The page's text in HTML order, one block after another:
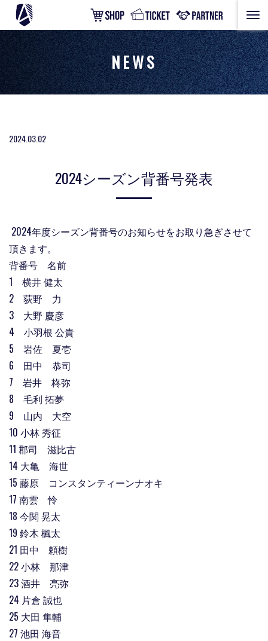
NEWS
2024.03.02
2024シーズン背番号発表
2024年度シーズン背番号のお知らせをお取り急ぎさせて
頂きます。
背番号 名前
1 横井 健太
2 荻野 力
3 大野 慶彦
4 小羽根 公貴
5 岩佐 夏壱
6 田中 恭司
7 岩井 柊弥
8 毛利 拓夢
9 山内 大空
10 小林 秀征
11 郡司 滋比古
14 大亀 海世
15 藤原 コンスタンティーンナオキ
17 南雲 怜
18 今関 晃太
19 鈴木 楓太
21 田中 頼樹
22 小林 那津
23 酒井 亮弥
24 片倉 誠也
25 大田 隼輔
27 池田 海音